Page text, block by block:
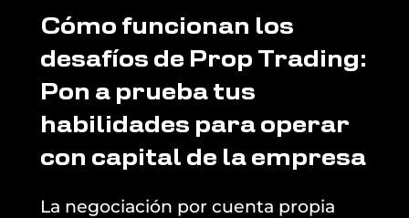
Cómo funcionan los
desafíos de Prop Trading:
Pon a prueba tus
habilidades para operar
con capital de la empresa
La negociación por cuenta propia